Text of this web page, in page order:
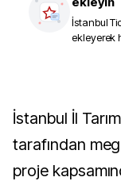
İstanbul
ekleyerek
İstanbul İl Tarım ve Orman Müdürlüğü
tarafından
proje